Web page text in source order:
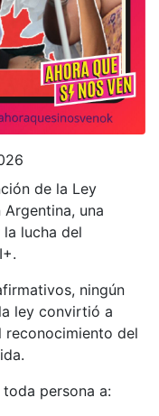
de la Ley
una
lucha del
ningún
ley convirtió a
reconocimiento del
persona a: